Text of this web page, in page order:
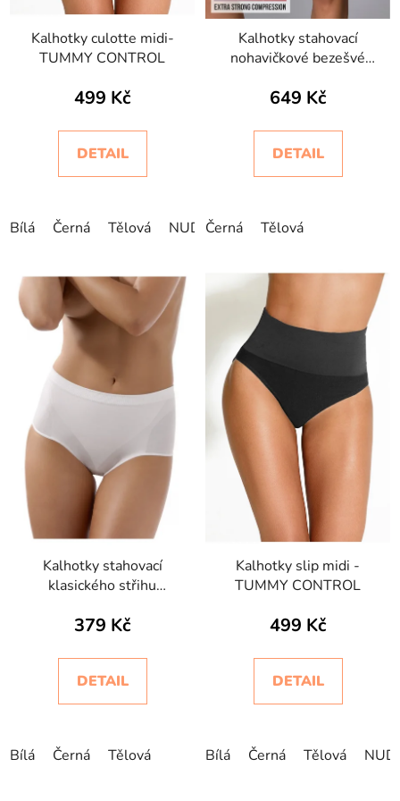
Kalhotky culotte midi-
TUMMY CONTROL
499 Kč
DETAIL
Bílá Černá Tělová NUDE
Kalhotky stahovací
nohavičkové bezešvé
649 Kč
DETAIL
Černá Tělová
Kalhotky stahovací
klasického střihu
Intimidea
379 Kč
DETAIL
Bílá Černá Tělová
Kalhotky slip midi -
TUMMY CONTROL
499 Kč
DETAIL
Bílá Černá Tělová